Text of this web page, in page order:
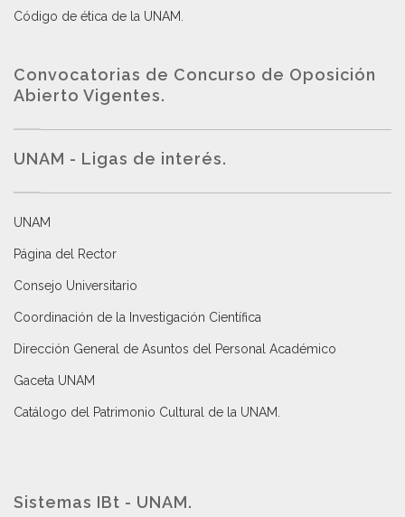
Código de ética de la UNAM
Convocatorias de Concurso de Oposición
Abierto Vigentes.
UNAM - Ligas de interés.
UNAM
Página del Rector
Consejo Universitario
Coordinación de la Investigación Científica
Dirección General de Asuntos del Personal Académico
Gaceta UNAM
Catálogo del Patrimonio Cultural de la UNAM.
Sistemas IBt - UNAM.